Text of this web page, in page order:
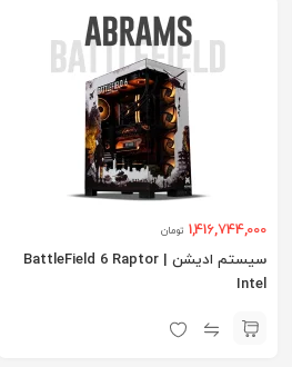
1,416,744,000 تومان
سیستم ادیشن | BattleField 6 Raptor
Intel